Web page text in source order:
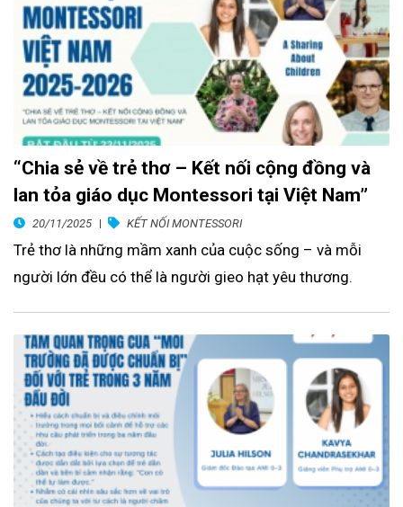
“Chia sẻ về trẻ thơ – Kết nối cộng đồng và
lan tỏa giáo dục Montessori tại Việt Nam”
20/11/2025 KẾT NỐI MONTESSORI
Trẻ thơ là những mầm xanh của cuộc sống – và mỗi
người lớn đều có thể là người gieo hạt yêu thương.